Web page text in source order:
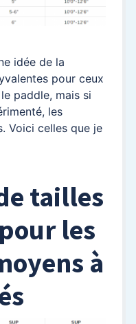
idée de la
pour ceux
paddle, mais si
les
Voici celles que je
tailles
les
à